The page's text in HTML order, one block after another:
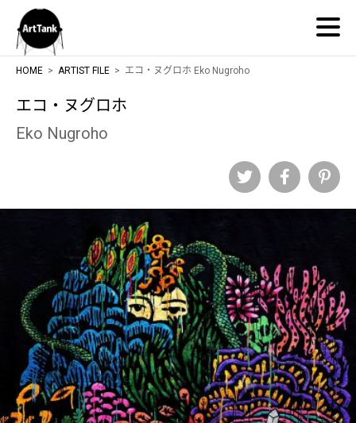
ArtTank
HOME ARTIST FILE エコ・ヌグロホ Eko Nugroho
エコ・ヌグロホ
Eko Nugroho